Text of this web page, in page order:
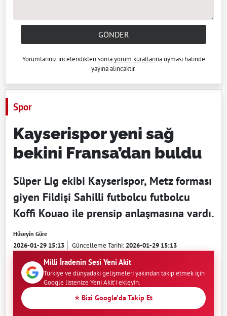
GÖNDER
Yorumlarınız incelendikten sonrayorum kurallarına uyması halinde
yayına alıncaktır.
Spor
Kayserispor yeni sağ
bekini Fransa’dan buldu
Süper Lig ekibi Kayserispor, Metz forması
giyen Fildişi Sahilli futbolcu futbolcu
Koffi Kouao ile prensip anlaşmasına vardı.
Hüseyin Güre
2026-01-29 15:13 Güncelleme Tarihi:2026-01-29 15:13
Milli İradenin Sesi Yeni Akit
Türkiye ve dünyadaki gelişmeleri yakından takip etmek için
Google listenize Yeni Akit'i ekleyin.
⭐ Bizi Google'da Takip Et